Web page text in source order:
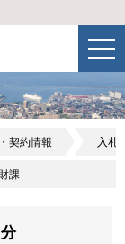
契約情報 入札
課